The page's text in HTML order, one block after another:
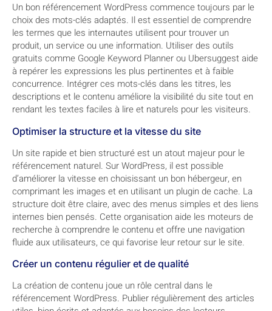
Un bon référencement WordPress commence toujours par le
choix des mots-clés adaptés. Il est essentiel de comprendre
les termes que les internautes utilisent pour trouver un
produit, un service ou une information. Utiliser des outils
gratuits comme Google Keyword Planner ou Ubersuggest aide
à repérer les expressions les plus pertinentes et à faible
concurrence. Intégrer ces mots-clés dans les titres, les
descriptions et le contenu améliore la visibilité du site tout en
rendant les textes faciles à lire et naturels pour les visiteurs.
Optimiser la structure et la vitesse du site
Un site rapide et bien structuré est un atout majeur pour le
référencement naturel. Sur WordPress, il est possible
d’améliorer la vitesse en choisissant un bon hébergeur, en
comprimant les images et en utilisant un plugin de cache. La
structure doit être claire, avec des menus simples et des liens
internes bien pensés. Cette organisation aide les moteurs de
recherche à comprendre le contenu et offre une navigation
fluide aux utilisateurs, ce qui favorise leur retour sur le site.
Créer un contenu régulier et de qualité
La création de contenu joue un rôle central dans le
référencement WordPress. Publier régulièrement des articles